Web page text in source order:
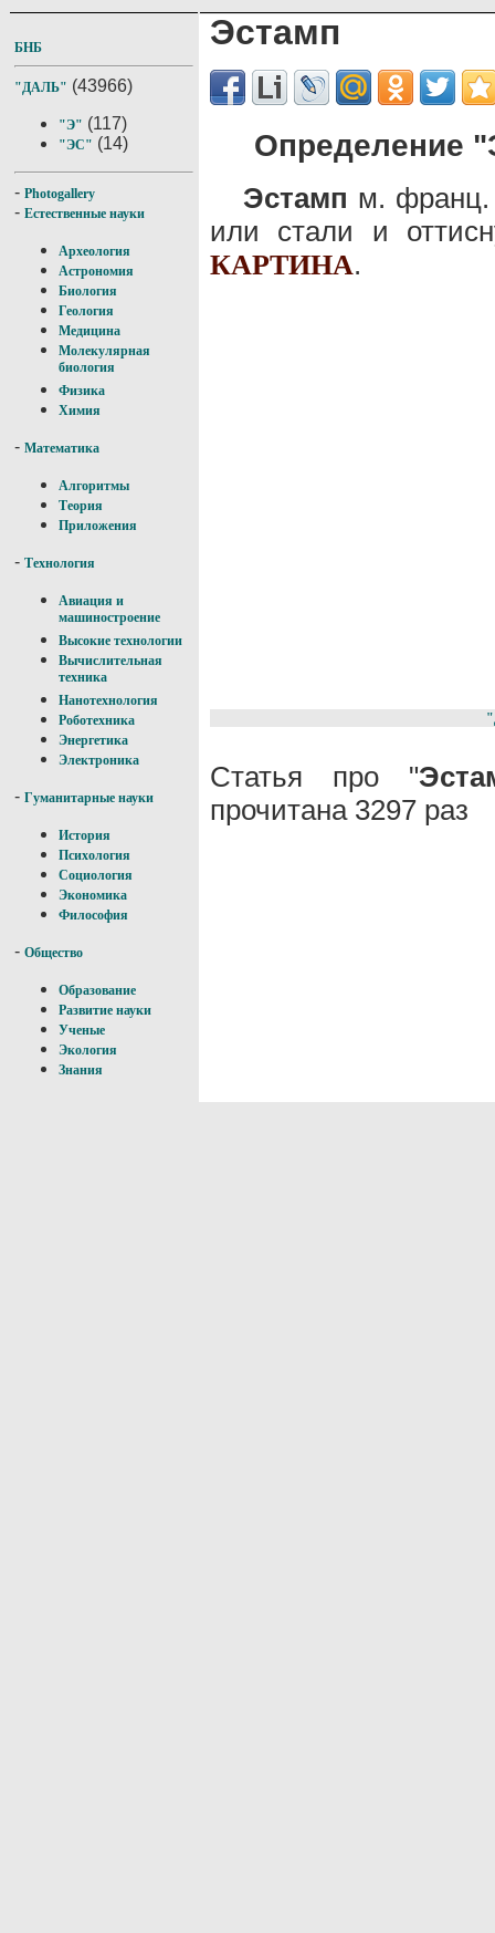
БНБ
"ДАЛЬ" (43966)
"Э" (117)
"ЭС" (14)
- Photogallery
- Естественные науки
Археология
Астрономия
Биология
Геология
Медицина
Молекулярная
биология
Физика
Химия
- Математика
Алгоритмы
Теория
Приложения
- Технология
Авиация и
машиностроение
Высокие технологии
Вычислительная
техника
Нанотехнология
Роботехника
Энергетика
Электроника
- Гуманитарные науки
История
Психология
Социология
Экономика
Философия
- Общество
Образование
Развитие науки
Ученые
Экология
Знания
Эстамп
Определение
Эстамп м. франц.
или стали и
КАРТИНА.
Статья про "
прочитана 3297 раз